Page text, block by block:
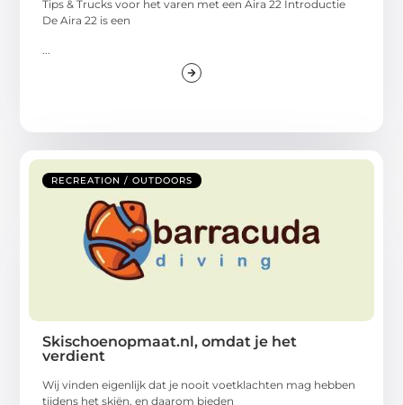
Tips & Trucks voor het varen met een Aira 22 Introductie
De Aira 22 is een
RECREATION / OUTDOORS
Skischoenopmaat.nl, omdat je het
verdient
Wij vinden eigenlijk dat je nooit voetklachten mag hebben
tijdens het skiën, en daarom bieden